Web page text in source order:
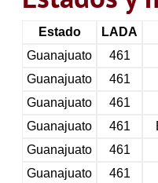
Estado LADA
Guanajuato
461
Guanajuato
461
Guanajuato
461
Guanajuato
461
Guanajuato
461
Guanajuato
461